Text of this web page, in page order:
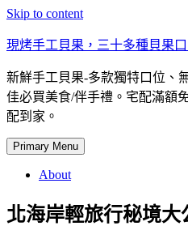
Skip to content
現烤手工貝果，三十多種貝果
新鮮手工貝果-多款獨特口位、
佳必買美食/伴手禮。宅配滿額
配到家。
Primary Menu
About
北海岸輕旅行秘境